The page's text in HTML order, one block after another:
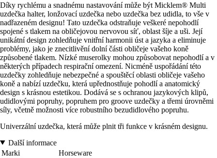
Díky rychlému a snadnému nastavování může být Micklem® Multi
uzdečka halter, lonžovací uzdečka nebo uzdečka bez udidla, to vše v
nadřazeném designu! Tato uzdečka odstraňuje veškeré nepohodlí
spojené s tlakem na obličejovou nervovou síť, oblast šíje a uši. Její
unikátní design zohledňuje vnitřní harmonii úst a jazyka a eliminuje
problémy, jako je znecitlivění dolní části obličeje vašeho koně
způsobené tlakem. Nízké muserolky mohou způsobovat nepohodlí a v
některých případech respirační omezení. Nicméně uspořádání této
uzdečky zohledňuje nebezpečné a spouštěcí oblasti obličeje vašeho
koně a nabízí uzdečku, která upřednostňuje pohodlí a anatomický
design s krásnou estetikou. Dodává se s ochranou jazykových klipů,
udidlovými popruhy, popruhem pro groove uzdečky a třemi úrovněmi
síly, včetně možnosti více robustního bezudidlového popruhu.
Univerzální uzdečka, která může plnit tři funkce v krásném designu.
Další informace
Marki
Horseware